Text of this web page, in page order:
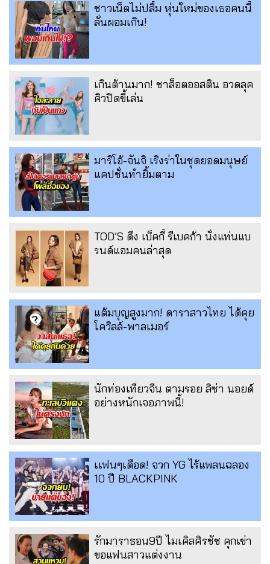
ชาวเน็ตไม่ปลื้ม หุ่นใหม่ของเธอคนนี้
ลั่นผอมเกิน!
เกินต้านมาก! ชาล็อตออสติน อวดลุค
คิวปิดขี้เล่น
มาริโอ้-จันจิ เริงร่าในชุดยอดมนุษย์
แคปชั่นทำยิ้มตาม
TOD’S ดึง เบ็คกี้ รีเบคก้า นั่งแท่นแบ
รนด์แอมคนล่าสุด
แต้มบุญสูงมาก! ดาราสาวไทย ได้คุย
โควิลล์-พาลเมอร์
นักท่องเที่ยวจีน ตามรอย ลิซ่า นอยด์
อย่างหนักเจอภาพนี้!
เเฟนๆเดือด! จวก YG ไร้แพลนฉลอง
10 ปี BLACKPINK
รักมาราธอน9ปี ไมเคิลศิรชัช คุกเข่า
ขอแฟนสาวแต่งงาน